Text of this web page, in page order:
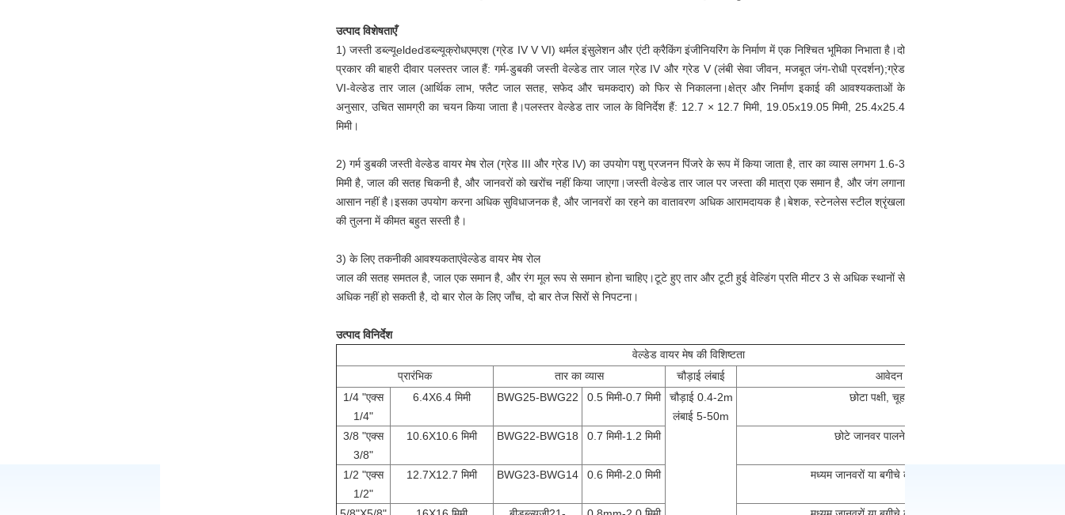
उत्पाद विशेषताएँ
1) जस्ती डब्ल्यूeldedडब्ल्यूक्रोधएमएश (ग्रेड IV V VI) थर्मल इंसुलेशन और एंटी क्रैकिंग इंजीनियरिंग के निर्माण में एक निश्चित भूमिका निभाता है।दो
प्रकार की बाहरी दीवार पलस्तर जाल हैं: गर्म-डुबकी जस्ती वेल्डेड तार जाल ग्रेड IV और ग्रेड V (लंबी सेवा जीवन, मजबूत जंग-रोधी प्रदर्शन);ग्रेड
VI-वेल्डेड तार जाल (आर्थिक लाभ, फ्लैट जाल सतह, सफेद और चमकदार) को फिर से निकालना।क्षेत्र और निर्माण इकाई की आवश्यकताओं के
अनुसार, उचित सामग्री का चयन किया जाता है।पलस्तर वेल्डेड तार जाल के विनिर्देश हैं: 12.7 × 12.7 मिमी, 19.05x19.05 मिमी, 25.4x25.4
मिमी।
2) गर्म डुबकी जस्ती वेल्डेड वायर मेष रोल (ग्रेड III और ग्रेड IV) का उपयोग पशु प्रजनन पिंजरे के रूप में किया जाता है, तार का व्यास लगभग 1.6-3
मिमी है, जाल की सतह चिकनी है, और जानवरों को खरोंच नहीं किया जाएगा।जस्ती वेल्डेड तार जाल पर जस्ता की मात्रा एक समान है, और जंग लगाना
आसान नहीं है।इसका उपयोग करना अधिक सुविधाजनक है, और जानवरों का रहने का वातावरण अधिक आरामदायक है।बेशक, स्टेनलेस स्टील श्रृंखला
की तुलना में कीमत बहुत सस्ती है।
3) के लिए तकनीकी आवश्यकताएंवेल्डेड वायर मेष रोल
जाल की सतह समतल है, जाल एक समान है, और रंग मूल रूप से समान होना चाहिए।टूटे हुए तार और टूटी हुई वेल्डिंग प्रति मीटर 3 से अधिक स्थानों से
अधिक नहीं हो सकती है, दो बार रोल के लिए जाँच, दो बार तेज सिरों से निपटना।
उत्पाद विनिर्देश
वेल्डेड वायर मेष की विशिष्टता
प्रारंभिक
तार का व्यास चौड़ाई लंबाई
आवेदन
1/4 "एक्स
1/4"
6.4X6.4 मिमी BWG25-BWG22 0.5 मिमी-0.7 मिमी
चौड़ाई 0.4-2m
लंबाई 5-50m
छोटा पक्षी, चूहा, साँप
3/8 "एक्स
3/8"
10.6X10.6 मिमी BWG22-BWG18 0.7 मिमी-1.2 मिमी छोटे जानवर पालने का उद्देश्य
1/2 "एक्स
1/2"
12.7X12.7 मिमी BWG23-BWG14 0.6 मिमी-2.0 मिमी मध्यम जानवरों या बगीचे का उपयोग करना